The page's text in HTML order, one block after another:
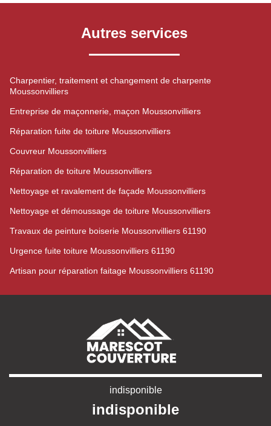
Autres services
Charpentier, traitement et changement de charpente
Moussonvilliers
Entreprise de maçonnerie, maçon Moussonvilliers
Réparation fuite de toiture Moussonvilliers
Couvreur Moussonvilliers
Réparation de toiture Moussonvilliers
Nettoyage et ravalement de façade Moussonvilliers
Nettoyage et démoussage de toiture Moussonvilliers
Travaux de peinture boiserie Moussonvilliers 61190
Urgence fuite toiture Moussonvilliers 61190
Artisan pour réparation faitage Moussonvilliers 61190
indisponible
indisponible